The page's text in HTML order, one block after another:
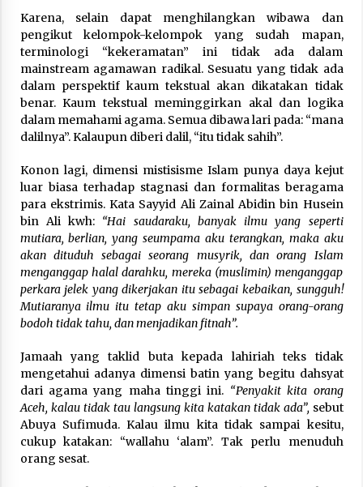
Karena, selain dapat menghilangkan wibawa dan
pengikut kelompok-kelompok yang sudah mapan,
terminologi “kekeramatan” ini tidak ada dalam
mainstream agamawan radikal. Sesuatu yang tidak ada
dalam perspektif kaum tekstual akan dikatakan tidak
benar. Kaum tekstual meminggirkan akal dan logika
dalam memahami agama. Semua dibawa lari pada: “mana
dalilnya”. Kalaupun diberi dalil, “itu tidak sahih”.
Konon lagi, dimensi mistisisme Islam punya daya kejut
luar biasa terhadap stagnasi dan formalitas beragama
para ekstrimis. Kata Sayyid Ali Zainal Abidin bin Husein
bin Ali kwh: “Hai saudaraku, banyak ilmu yang seperti
mutiara, berlian, yang seumpama aku terangkan, maka aku
akan dituduh sebagai seorang musyrik, dan orang Islam
menganggap halal darahku, mereka (muslimin) menganggap
perkara jelek yang dikerjakan itu sebagai kebaikan, sungguh!
Mutiaranya ilmu itu tetap aku simpan supaya orang-orang
bodoh tidak tahu, dan menjadikan fitnah”.
Jamaah yang taklid buta kepada lahiriah teks tidak
mengetahui adanya dimensi batin yang begitu dahsyat
dari agama yang maha tinggi ini. “Penyakit kita orang
Aceh, kalau tidak tau langsung kita katakan tidak ada”, sebut
Abuya Sufimuda. Kalau ilmu kita tidak sampai kesitu,
cukup katakan: “wallahu ‘alam”. Tak perlu menuduh
orang sesat.